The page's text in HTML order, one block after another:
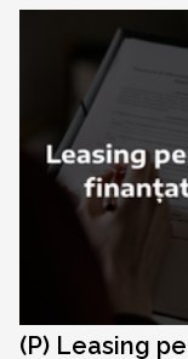
(P) Leasing